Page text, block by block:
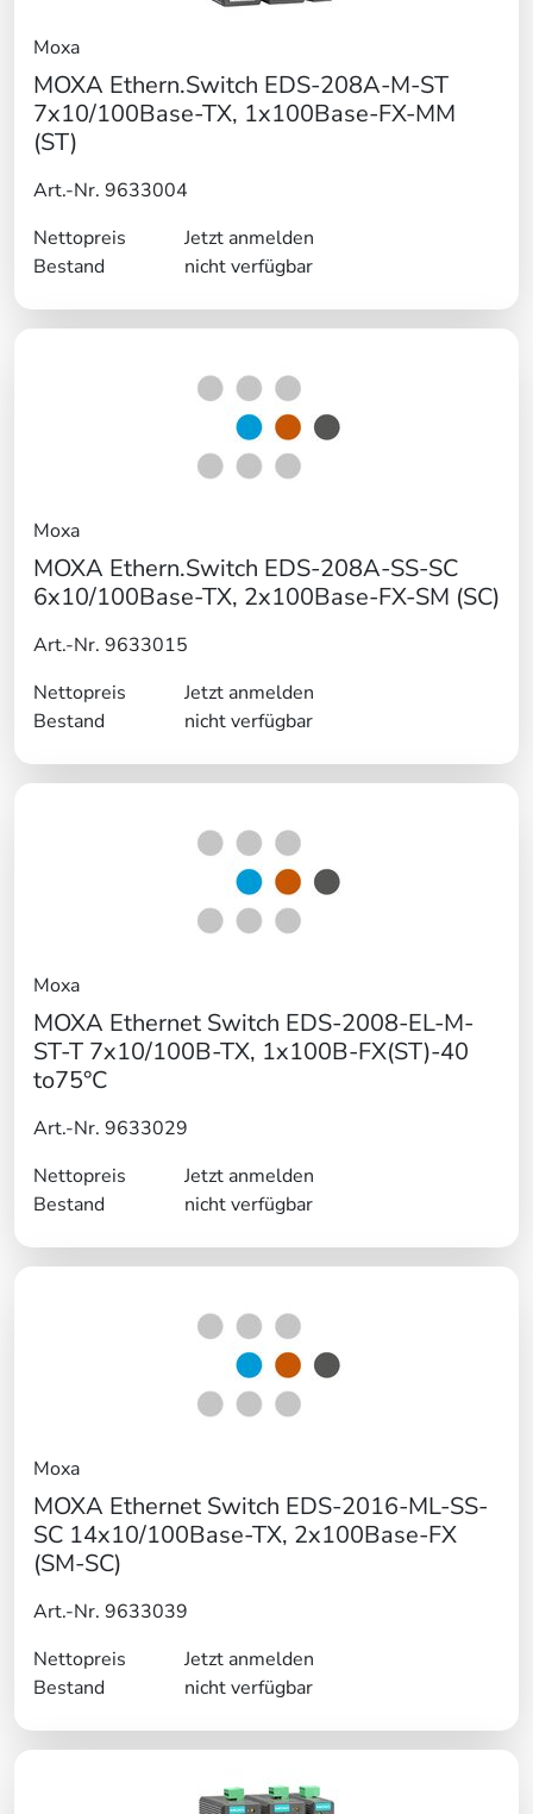
Moxa
MOXA Ethern.Switch EDS-208A-M-ST
7x10/100Base-TX, 1x100Base-FX-MM
(ST)
Art.-Nr. 9633004
Nettopreis
Jetzt anmelden
Bestand
nicht verfügbar
Moxa
MOXA Ethern.Switch EDS-208A-SS-SC
6x10/100Base-TX, 2x100Base-FX-SM (SC)
Art.-Nr. 9633015
Nettopreis
Jetzt anmelden
Bestand
nicht verfügbar
Moxa
MOXA Ethernet Switch EDS-2008-EL-M-
ST-T 7x10/100B-TX, 1x100B-FX(ST)-40
to75°C
Art.-Nr. 9633029
Nettopreis
Jetzt anmelden
Bestand
nicht verfügbar
Moxa
MOXA Ethernet Switch EDS-2016-ML-SS-
SC 14x10/100Base-TX, 2x100Base-FX
(SM-SC)
Art.-Nr. 9633039
Nettopreis
Jetzt anmelden
Bestand
nicht verfügbar